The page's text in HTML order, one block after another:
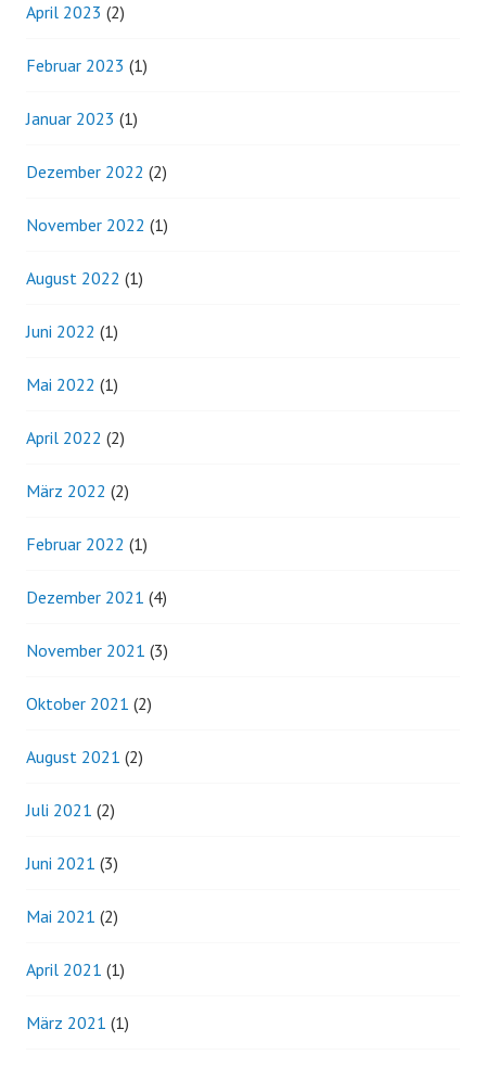
April 2023 (2)
Februar 2023 (1)
Januar 2023 (1)
Dezember 2022 (2)
November 2022 (1)
August 2022 (1)
Juni 2022 (1)
Mai 2022 (1)
April 2022 (2)
März 2022 (2)
Februar 2022 (1)
Dezember 2021 (4)
November 2021 (3)
Oktober 2021 (2)
August 2021 (2)
Juli 2021 (2)
Juni 2021 (3)
Mai 2021 (2)
April 2021 (1)
März 2021 (1)